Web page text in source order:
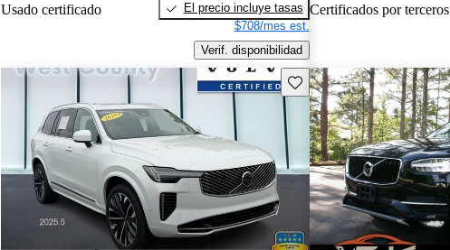
Usado certificado
El precio incluye tasas
$708/mes est.
Verif. disponibilidad
Certificados por terceros
Guarda este Aviso